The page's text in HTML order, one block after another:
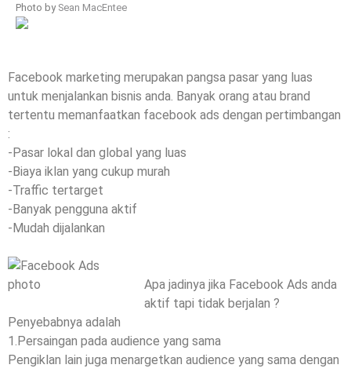
Photo by Sean MacEntee
Facebook marketing merupakan pangsa pasar yang luas
untuk menjalankan bisnis anda. Banyak orang atau brand
tertentu memanfaatkan facebook ads dengan pertimbangan
:
-Pasar lokal dan global yang luas
-Biaya iklan yang cukup murah
-Traffic tertarget
-Banyak pengguna aktif
-Mudah dijalankan
Apa jadinya jika Facebook Ads anda
aktif tapi tidak berjalan ?
Penyebabnya adalah
1.Persaingan pada audience yang sama
Pengiklan lain juga menargetkan audience yang sama dengan